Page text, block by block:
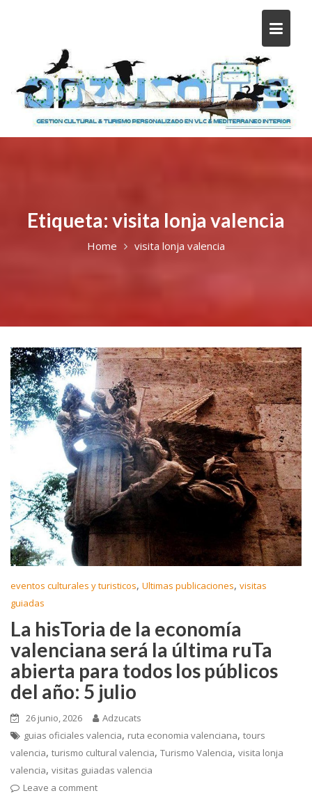
Etiqueta: visita lonja valencia
Home visita lonja valencia
eventos culturales y turisticos, Ultimas publicaciones, visitas
guiadas
La hisToria de la economía
valenciana será la última ruTa
abierta para todos los públicos
del año: 5 julio
26 junio, 2026
Adzucats
guias oficiales valencia, ruta economia valenciana, tours
valencia, turismo cultural valencia, Turismo Valencia, visita lonja
valencia, visitas guiadas valencia
Leave a comment